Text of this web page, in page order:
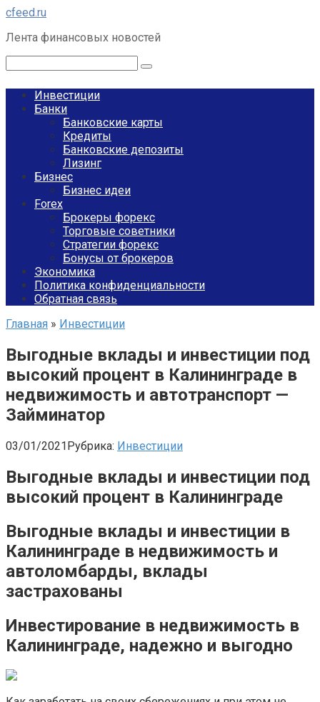
Перейти
контенту
cfeed.ru
Лента финансовых новостей
Инвестиции
Банки
Банковские карты
Кредиты
Банковские депозиты
Лизинг
Бизнес
Бизнес идеи
Forex
Брокеры форекс
Торговые советники
Стратегии форекс
Бонусы от брокеров
Экономика
Политика конфиденциальности
Обратная связь
Главная » Инвестиции
Выгодные вклады и инвестиции под
высокий процент в Калининграде в
недвижимость и автотранспорт —
Займинатор
03/01/2021Рубрика: Инвестиции
Выгодные вклады и инвестиции под
высокий процент в Калининграде
Выгодные вклады и инвестиции в
Калининграде в недвижимость и
автоломбарды, вклады
застрахованы
Инвестирование в недвижимость в
Калининграде, надежно и выгодно